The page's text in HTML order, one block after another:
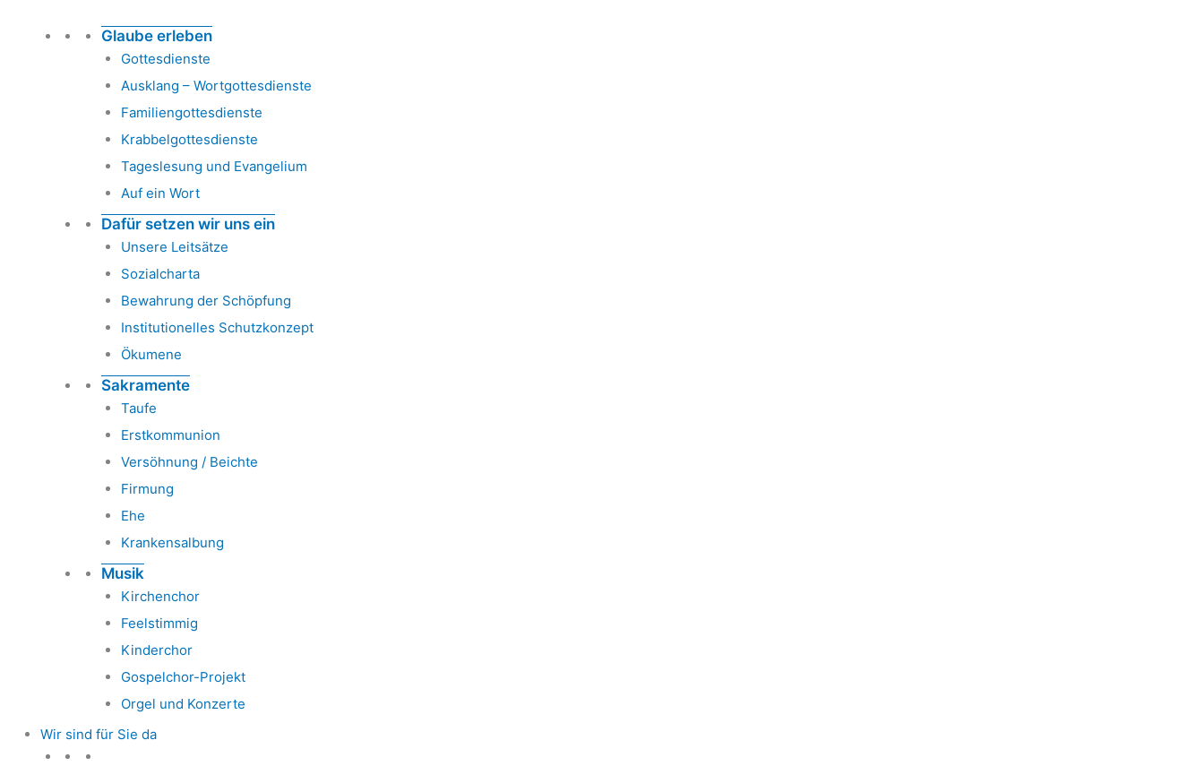
Glaube erleben
Gottesdienste
Ausklang – Wortgottesdienste
Familiengottesdienste
Krabbelgottesdienste
Tageslesung und Evangelium
Auf ein Wort
Dafür setzen wir uns ein
Unsere Leitsätze
Sozialcharta
Bewahrung der Schöpfung
Institutionelles Schutzkonzept
Ökumene
Sakramente
Taufe
Erstkommunion
Versöhnung / Beichte
Firmung
Ehe
Krankensalbung
Musik
Kirchenchor
Feelstimmig
Kinderchor
Gospelchor-Projekt
Orgel und Konzerte
Wir sind für Sie da